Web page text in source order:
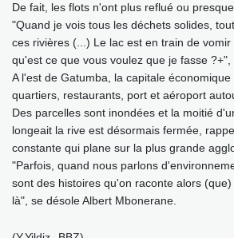
De fait, les flots n'ont plus reflué ou
"Quand je vois tous les déchets solides,
ces rivières (...) Le lac est en train de
qu'est ce que vous voulez que je fasse ?+",
A l'est de Gatumba, la capitale
quartiers, restaurants, port et aéroport
Des parcelles sont inondées et la moitié
longeait la rive est désormais fermée,
constante qui plane sur la plus grande
"Parfois, quand nous parlons
sont des histoires qu'on raconte alors
là", se désole Albert Mbonerane.